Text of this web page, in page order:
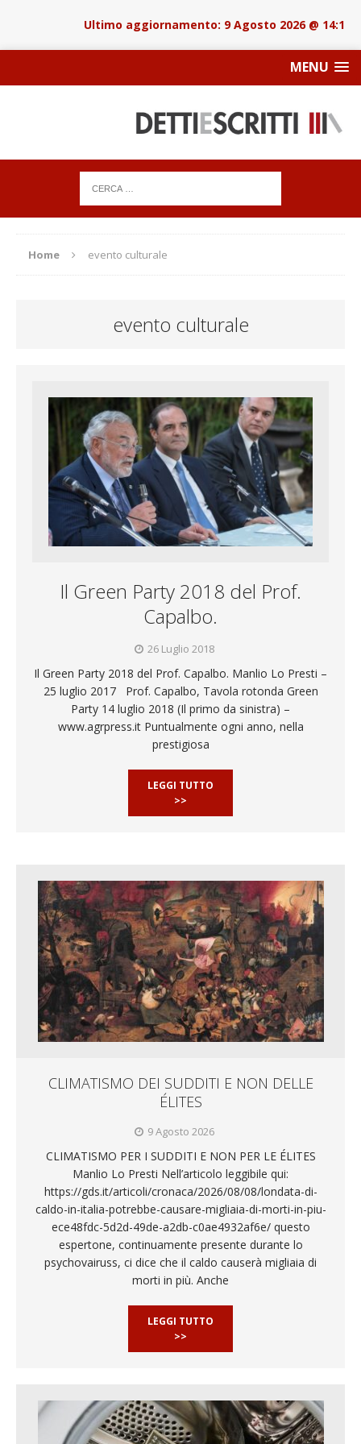
9 Agosto 2026 @ 14:18
MENU
Home evento culturale
evento culturale
Il Green Party 2018 del Prof.
Capalbo.
26 Luglio 2018
Il Green Party 2018 del Prof. Capalbo. Manlio Lo Presti –
25 luglio 2017 Prof. Capalbo, Tavola rotonda Green
Party 14 luglio 2018 (Il primo da sinistra) –
www.agrpress.it Puntualmente ogni anno, nella
prestigiosa
LEGGI TUTTO
>>
CLIMATISMO DEI SUDDITI E NON DELLE
ÉLITES
9 Agosto 2026
CLIMATISMO PER I SUDDITI E NON PER LE ÉLITES
Manlio Lo Presti Nell’articolo leggibile qui:
https://gds.it/articoli/cronaca/2026/08/08/londata-di-
caldo-in-italia-potrebbe-causare-migliaia-di-morti-in-piu-
ece48fdc-5d2d-49de-a2db-c0ae4932af6e/ questo
espertone, continuamente presente durante lo
psychovairuss, ci dice che il caldo causerà migliaia di
morti in più. Anche
LEGGI TUTTO
>>